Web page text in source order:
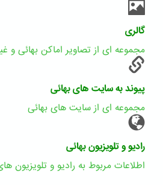
گالری
مجموعه ای از تصاویر اماکن بهائی و
پیوند به سایت های بهائی
مجموعه ای از سایت های بهائی
رادیو و تلویزیون بهائی
اطلاعات مربوط به رادیو و تلویزیون